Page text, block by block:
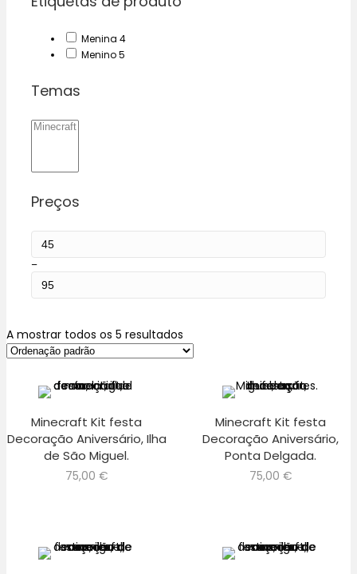
Menina 4
Menino5
Temas
Preços
–
A mostrar todos os 5 resultados
Minecraft Kit festa
Decoração Aniversário, Ilha
de São Miguel.
75,00 €
Minecraft Kit festa
Decoração Aniversário,
Ponta Delgada.
75,00 €